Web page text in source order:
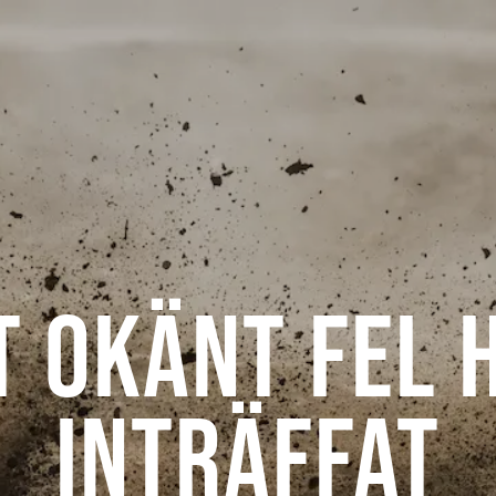
okänt fel
inträffat